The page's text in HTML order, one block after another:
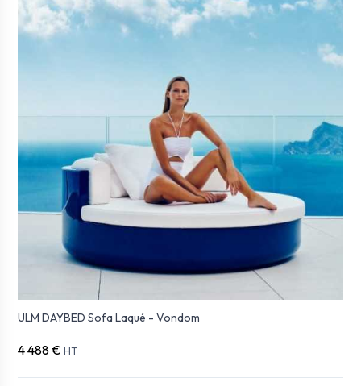
ULM DAYBED Sofa Laqué - Vondom
4 488 € HT